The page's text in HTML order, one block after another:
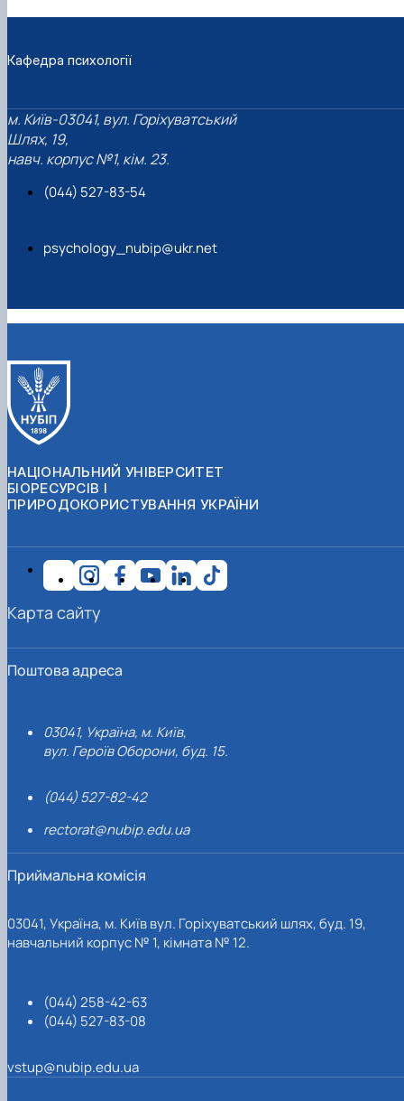
Кафедра психології
м. Київ-03041, вул. Горіхуватський
Шлях, 19,
навч. корпус №1, кім. 23.
(044) 527-83-54
psychology_nubip@ukr.net
НАЦІОНАЛЬНИЙ УНІВЕРСИТЕТ
БІОРЕСУРСІВ І
ПРИРОДОКОРИСТУВАННЯ УКРАЇНИ
Поштова адреса
03041, Україна, м. Київ,
вул. Героїв Оборони, буд. 15.
(044) 527-82-42
rectorat@nubip.edu.ua
Приймальна комісія
03041, Україна, м. Київ вул. Горіхуватський шлях, буд. 19,
навчальний корпус № 1, кімната № 12.
(044) 258-42-63
(044) 527-83-08
vstup@nubip.edu.ua
Карта сайту